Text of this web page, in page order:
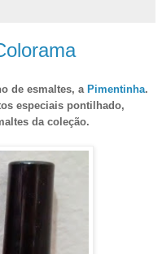
de esmaltes, a Pimentinha.
especiais pontilhado,
da coleção.